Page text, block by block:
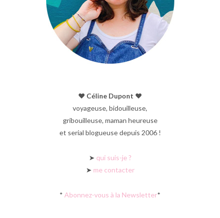
♥︎ Céline Dupont ♥︎
voyageuse, bidouilleuse,
gribouilleuse, maman heureuse
et serial blogueuse depuis 2006 !
➤ qui suis-je ?
➤ me contacter
* Abonnez-vous à la Newsletter*